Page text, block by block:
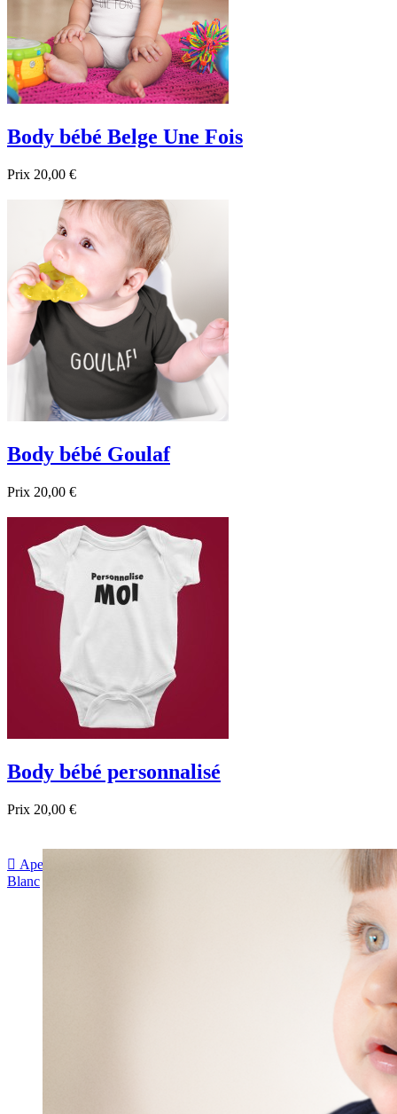
Body bébé Belge Une Fois
Prix 20,00 €
Aperçu rapide
Noir Bleu foncé
Body bébé Goulaf
Prix 20,00 €
Aperçu rapide
Blanc
Body bébé personnalisé
Prix 20,00 €
 Aperçu rapide
Blanc